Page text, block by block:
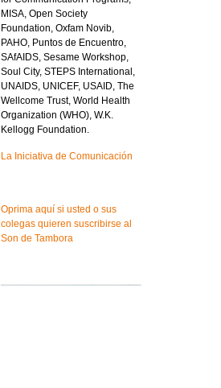
MISA, Open Society
Foundation, Oxfam Novib,
PAHO, Puntos de Encuentro,
SAfAIDS, Sesame Workshop,
Soul City, STEPS International,
UNAIDS, UNICEF, USAID, The
Wellcome Trust, World Health
Organization (WHO), W.K.
Kellogg Foundation.
La Iniciativa de Comunicación
Oprima aquí si usted o sus
colegas quieren suscribirse al
Son de Tambora